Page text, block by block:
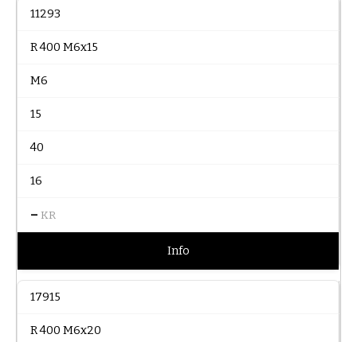
11293
R 400 M6x15
M6
15
40
16
– KR
Info
17915
R 400 M6x20